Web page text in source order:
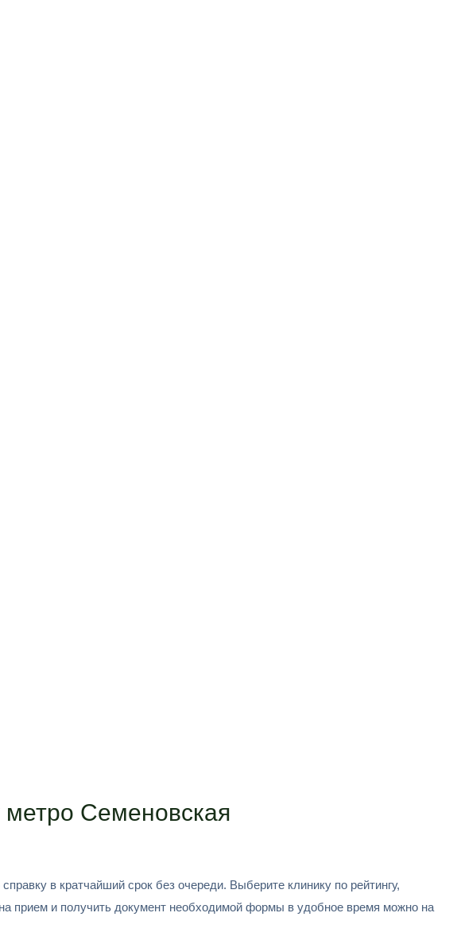
метро Семеновская
в кратчайший срок без очереди. Выберите клинику по рейтингу,
прием и получить документ необходимой формы в удобное время можно на